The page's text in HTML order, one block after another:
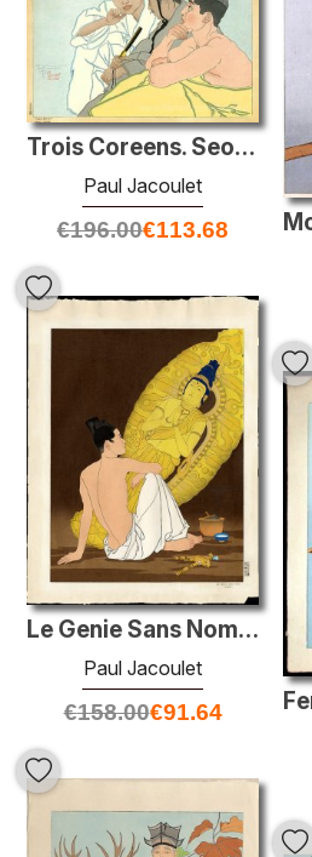
Trois Coreens. Seoul, Coree
Paul Jacoulet
€196.00€113.68
Le Genie Sans Nom. Coree
Paul Jacoulet
€158.00€91.64